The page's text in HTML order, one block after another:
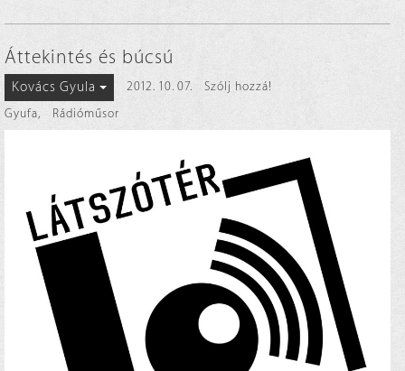
Áttekintés és búcsú
Kovács Gyula 2012. 10. 07.
Szólj hozzá!
Gyufa, Rádióműsor